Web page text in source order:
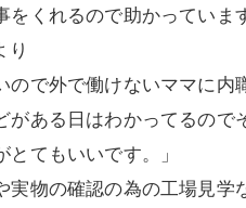
をくれるので助かっていま
ので外で働けないママに内
がある日はわかってるので
てもいいです。」
実物の確認の為の工場見学